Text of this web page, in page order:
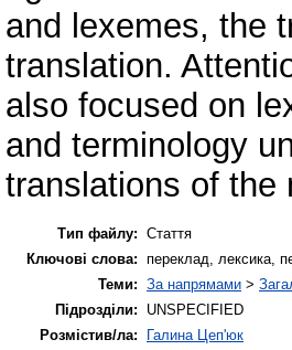
and lexemes, the
translation.
also focused on
and terminology
translations of the
Тип файлу: Стаття
Ключові слова: переклад, лексика,
Теми: За напрямами >
Підрозділи:
UNSPECIFIED
Розмістив/ла:
Галина Цеп'юк